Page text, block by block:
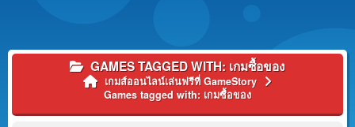
GAMES TAGGED WITH: เกมซื้อของ
เกมส์ออนไลน์เล่นฟรีที่ GameStory
Games tagged with: เกมซื้อของ